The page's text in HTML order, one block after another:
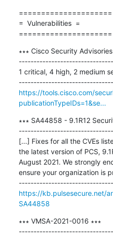
=====================
=  Vulnerabilities  =
=====================
∗∗∗ Cisco Security
1 critical, 4 high, 2 medium
https://tools.cisco.com/
publicationTypeIDs=1&se...
∗∗∗ SA44858 - 9.1R12
[...] Fixes for all the CVEs
the latest version of PCS,
August 2021. We strongly
ensure your organization is
https://kb.pulsesecure.net/
SA44858
∗∗∗ VMSA-2021-0016 ∗∗∗